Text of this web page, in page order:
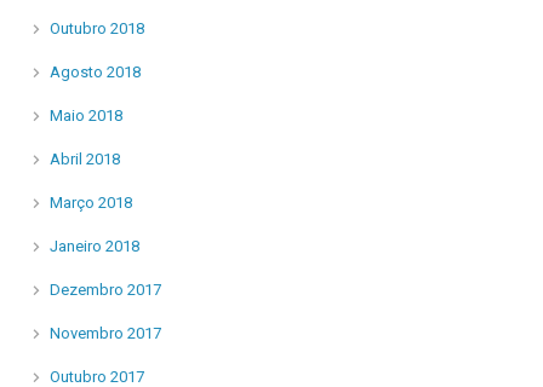
Outubro 2018
Agosto 2018
Maio 2018
Abril 2018
Março 2018
Janeiro 2018
Dezembro 2017
Novembro 2017
Outubro 2017